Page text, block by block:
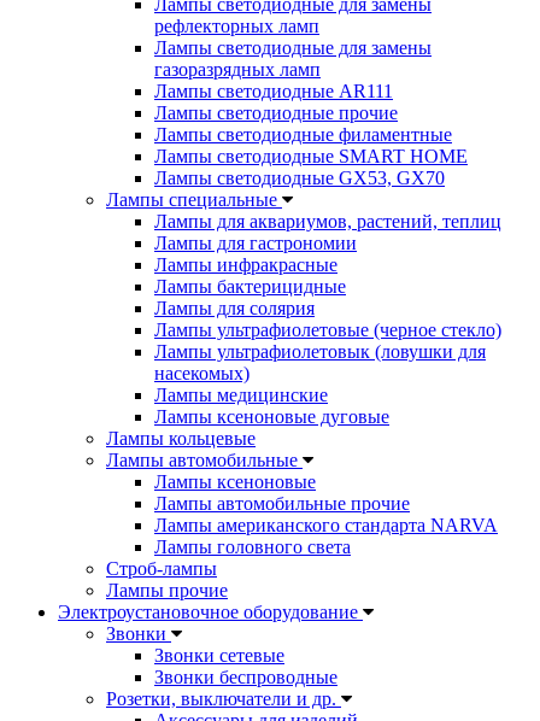
Лампы светодиодные для замены
рефлекторных ламп
Лампы светодиодные для замены
газоразрядных ламп
Лампы светодиодные AR111
Лампы светодиодные прочие
Лампы светодиодные филаментные
Лампы светодиодные SMART HOME
Лампы светодиодные GX53, GX70
Лампы специальные
Лампы для аквариумов, растений, теплиц
Лампы для гастрономии
Лампы инфракрасные
Лампы бактерицидные
Лампы для солярия
Лампы ультрафиолетовые (черное стекло)
Лампы ультрафиолетовык (ловушки для
насекомых)
Лампы медицинские
Лампы ксеноновые дуговые
Лампы кольцевые
Лампы автомобильные
Лампы ксеноновые
Лампы автомобильные прочие
Лампы американского стандарта NARVA
Лампы головного света
Строб-лампы
Лампы прочие
Электроустановочное оборудование
Звонки
Звонки сетевые
Звонки беспроводные
Розетки, выключатели и др.